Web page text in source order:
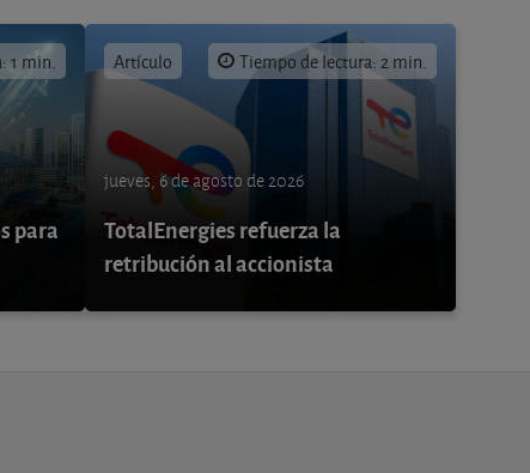
1 min.
para
Artículo Tiempo de lectura: 2 min.
jueves, 6 de agosto de 2026
TotalEnergies refuerza la
retribución al accionista